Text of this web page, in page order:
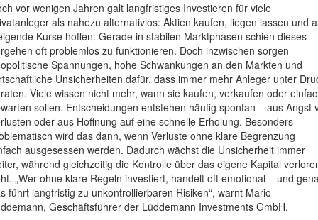
vor wenigen Jahren galt langfristiges Investieren für viele
als nahezu alternativlos: Aktien kaufen, liegen lassen und
Kurse hoffen. Gerade in stabilen Marktphasen schien dieses
oft problemlos zu funktionieren. Doch inzwischen sorgen
Spannungen, hohe Schwankungen an den Märkten und
Unsicherheiten dafür, dass immer mehr Anleger unter
Viele wissen nicht mehr, wann sie kaufen, verkaufen oder
sollen. Entscheidungen entstehen häufig spontan – aus Angst
oder aus Hoffnung auf eine schnelle Erholung. Besonders
wird das dann, wenn Verluste ohne klare Begrenzung
ausgesessen werden. Dadurch wächst die Unsicherheit immer
während gleichzeitig die Kontrolle über das eigene Kapital
„Wer ohne klare Regeln investiert, handelt oft emotional – und
führt langfristig zu unkontrollierbaren Risiken“, warnt Mario
Geschäftsführer der Lüddemann Investments GmbH.